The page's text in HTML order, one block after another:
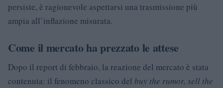
persiste, è ragionevole aspettarsi una trasmissione più
ampia all’inflazione misurata.
Come il mercato ha prezzato le attese
Dopo il report di febbraio, la reazione del mercato è stata
contenuta: il fenomeno classico del buy the rumor, sell the